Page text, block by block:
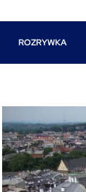
ROZRYWKA